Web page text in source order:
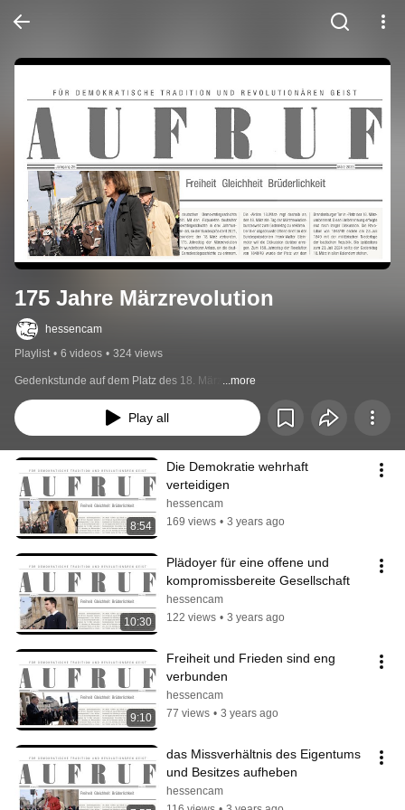
175 Jahre Märzrevolution
hessencam
Playlist • 6 videos • 324 views
Gedenkstunde auf dem Platz des 18. März ...more
Play all
8:54
Die Demokratie wehrhaft
verteidigen
hessencam
169 views • 3 years ago
10:30
Plädoyer für eine offene und
kompromissbereite Gesellschaft
hessencam
122 views • 3 years ago
9:10
Freiheit und Frieden sind eng
verbunden
hessencam
77 views • 3 years ago
das Missverhältnis des Eigentums
und Besitzes aufheben
hessencam